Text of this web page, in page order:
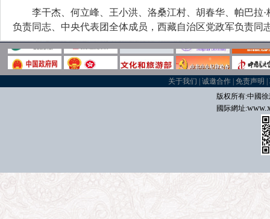
李干杰、何立峰、王小洪、洛桑江村、胡春华、帕巴拉
负责同志、中央代表团全体成员，西藏自治区党政军负责同
关于我们 |诚邀合作 |免责声明 |
版权所有:中國
國际網址: